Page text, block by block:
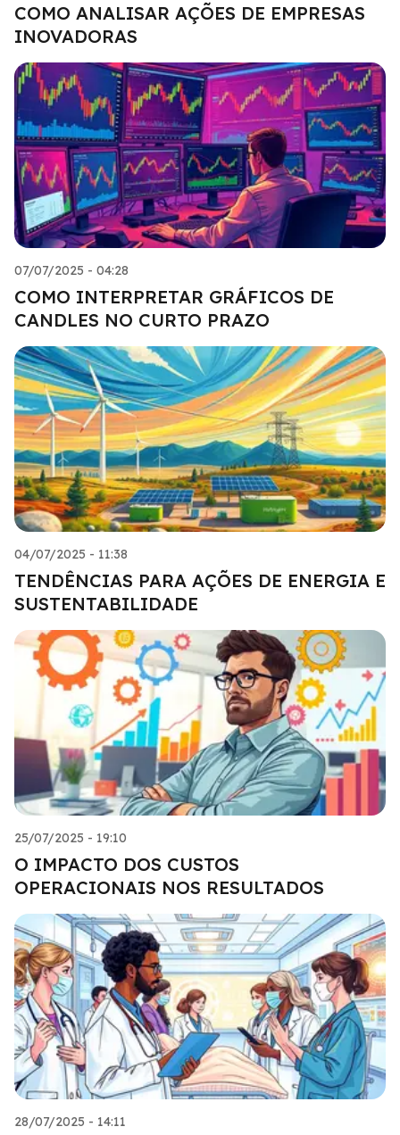
COMO ANALISAR AÇÕES DE EMPRESAS
INOVADORAS
07/07/2025 - 04:28
COMO INTERPRETAR GRÁFICOS DE
CANDLES NO CURTO PRAZO
04/07/2025 - 11:38
TENDÊNCIAS PARA AÇÕES DE ENERGIA E
SUSTENTABILIDADE
25/07/2025 - 19:10
O IMPACTO DOS CUSTOS
OPERACIONAIS NOS RESULTADOS
28/07/2025 - 14:11